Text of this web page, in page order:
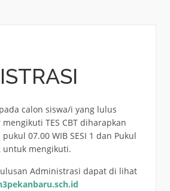
calon siswa/i yang lulus
TES CBT diharapkan
07.00 WIB SESI 1 dan Pukul
untuk mengikuti.
Administrasi dapat di lihat